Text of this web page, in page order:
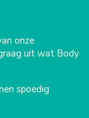
onze
uit wat Body
spoedig